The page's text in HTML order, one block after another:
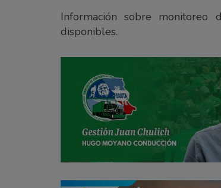
Información sobre monitoreo
disponibles.